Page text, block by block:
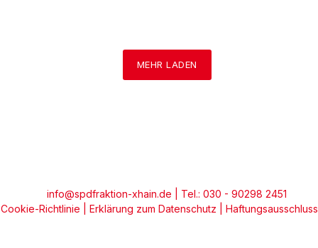
MEHR LADEN
info@spdfraktion-xhain.de | Tel.: 030 - 90298 2451
Cookie-Richtlinie Erklärung zum Datenschutz Haftungsausschluss